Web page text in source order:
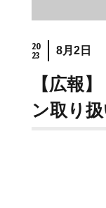
20
23
8月2日
【広報
ン取り